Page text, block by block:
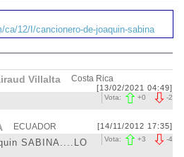
ca/12/I/cancionero-de-joaquin-sabina
Villalta Costa Rica
[13/02/2021 04:49]
-2
Vota: +0
ECUADOR [14/11/2012 17:35]
-4
Vota: +3
SABINA....LO